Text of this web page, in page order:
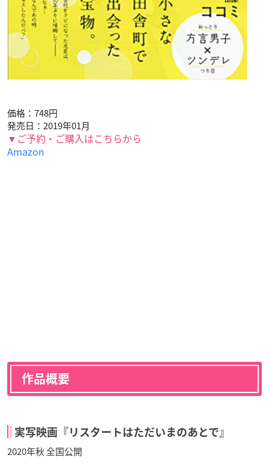
価格：748円
発売日：2019年01月
▼ご予約・ご購入はこちらから
Amazon
作品概要
実写映画『リスタートはただいまのあとで』
2020年秋 全国公開